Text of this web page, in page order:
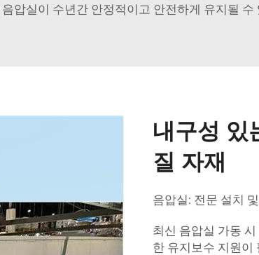
압실이 수년간 안정적이고 안전하게 유지될 수
내구성 있
질 자재
음압실: 전문 설치
최신 음압실 가동
한 유지보수 지원